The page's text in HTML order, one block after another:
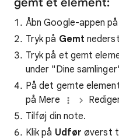
Åbn Google-appen
Tryk på Gemt
Tryk på et gemt
under "Dine
På det gemte
på Mere
Tilføj din note.
Klik på Udfør øverst